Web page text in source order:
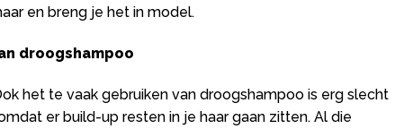
en breng je het in model.
droogshampoo
het te vaak gebruiken van droogshampoo is erg slecht
er build-up resten in je haar gaan zitten. Al die